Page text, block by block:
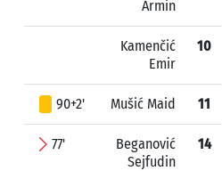
Armin
Kamenčić
Emir
10
90+2' Mušić Maid 11
77'
Beganović
Sejfudin
14